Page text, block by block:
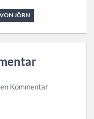
JÖRN
Kommentar